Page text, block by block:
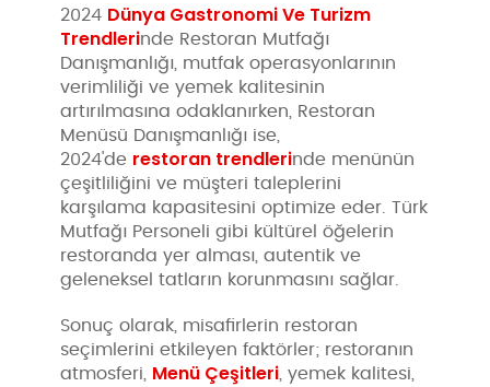
2024 Dünya Gastronomi Ve Turizm
Trendlerinde Restoran Mutfağı
Danışmanlığı, mutfak operasyonlarının
verimliliği ve yemek kalitesinin
artırılmasına odaklanırken, Restoran
Menüsü Danışmanlığı ise,
2024'de restoran trendlerinde menünün
çeşitliliğini ve müşteri taleplerini
karşılama kapasitesini optimize eder. Türk
Mutfağı Personeli gibi kültürel öğelerin
restoranda yer alması, autentik ve
geleneksel tatların korunmasını sağlar.
Sonuç olarak, misafirlerin restoran
seçimlerini etkileyen faktörler; restoranın
atmosferi, Menü Çeşitleri , yemek kalitesi,